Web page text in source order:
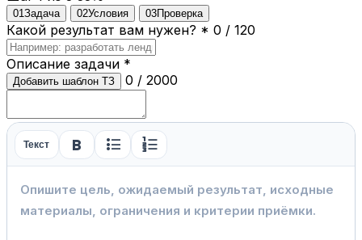
01 Задача 02Условия 03Проверка
Какой результат вам нужен? * 0 / 120
Описание задачи *
Добавить шаблон ТЗ 0 / 2000
Текст format_bold format_list_bulleted format_list_numbered